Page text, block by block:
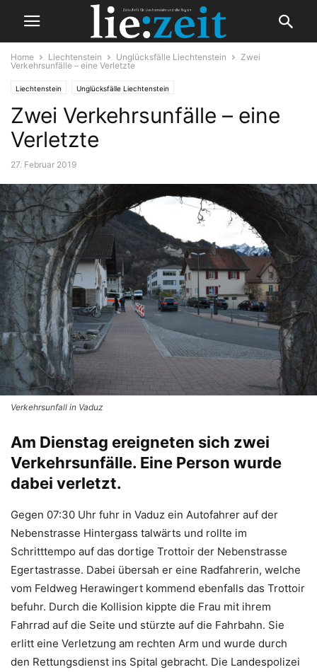
Home Liechtenstein Unglücksfälle Liechtenstein
Zwei
Verkehrsunfälle – eine Verletzte
Liechtenstein Unglücksfälle Liechtenstein
Zwei Verkehrsunfälle – eine
Verletzte
27. Februar 2019
Verkehrsunfall in Vaduz
Am Dienstag ereigneten sich zwei
Verkehrsunfälle. Eine Person wurde
dabei verletzt.
Gegen 07:30 Uhr fuhr in Vaduz ein Autofahrer auf der
Nebenstrasse Hintergass talwärts und rollte im
Schritttempo auf das dortige Trottoir der Nebenstrasse
Egertastrasse. Dabei übersah er eine Radfahrerin, welche
vom Feldweg Herawingert kommend ebenfalls das Trottoir
befuhr. Durch die Kollision kippte die Frau mit ihrem
Fahrrad auf die Seite und stürzte auf die Fahrbahn. Sie
erlitt eine Verletzung am rechten Arm und wurde durch
den Rettungsdienst ins Spital gebracht. Die Landespolizei